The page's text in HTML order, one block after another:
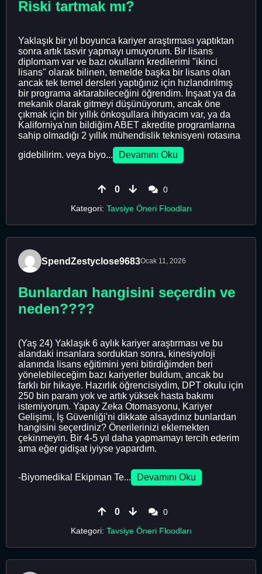
Riski tartmak mı?
Yaklaşık bir yıl boyunca kariyer araştırması yaptıktan
sonra artık tasvir yapmayı umuyorum. Bir lisans
diplomam var ve bazı okulların kredilerimi "ikinci
lisans" olarak bilinen, temelde başka bir lisans olan
ancak tek temel dersleri yaptığınız için hızlandırılmış
bir programa aktarabileceğini öğrendim. İnşaat ya da
mekanik olarak gitmeyi düşünüyorum, ancak öne
çıkmak için bir yıllık önkoşullara ihtiyacım var, ya da
Kaliforniya'nın bildiğim ABET akredite programlarına
sahip olmadığı 2 yıllık mühendislik teknisyeni rotasına
gidebilirim. veya biyo...
Devamını Oku
0
0
Kategori: Tavsiye Öneri Floodları
SpendZestyclose9683Ocak 11, 2026
Bunlardan hangisini seçerdin ve
neden????
(Yaş 24) Yaklaşık 6 aylık kariyer araştırması ve bu
alandaki insanlara sorduktan sonra, kinesiyoloji
alanında lisans eğitimini yeni bitirdiğimden beri
yönelebileceğim bazı kariyerler buldum, ancak bu
farklı bir hikaye. Hazırlık öğrencisiydim, DPT okulu için
250 bin param yok ve artık yüksek hasta bakımı
istemiyorum. Yapay Zeka Otomasyonu, Kariyer
Gelişimi, İş Güvenliği'ni dikkate alsaydınız bunlardan
hangisini seçerdiniz? Önerilerinizi eklemekten
çekinmeyin. Bir 4-5 yıl daha yapmamayı tercih ederim
ama eğer gidişat iyiyse yapardım.
-Biyomedikal Ekipman Te... Devamını Oku
0
0
Kategori: Tavsiye Öneri Floodları